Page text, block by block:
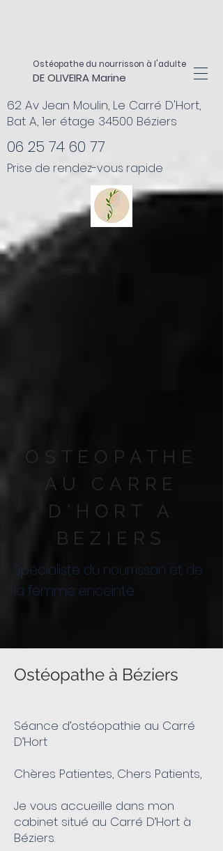
DE OLIVEIRA Marine
Ostéopathe du nourrisson à l'adulte
62 Av Jean Moulin, Le Carré D'Hort,
Bat A, 1er étage 34500 Béziers
06 25 74 60 77
Prise de rendez-vous rapide
OSTEOPATHE
AU CARRE
D'HORT A
BEZIERS
Spécialiste du nourrisson et de
la femme enceinte
Ostéopathe à Béziers
Séance d’ostéopathie au Carré
D’Hort
Chères Patientes, Chers Patients,
Je vous accueille dans mon
cabinet situé au Carré D’Hort à
Béziers.